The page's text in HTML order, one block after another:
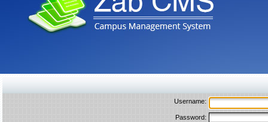
Username:
Password: